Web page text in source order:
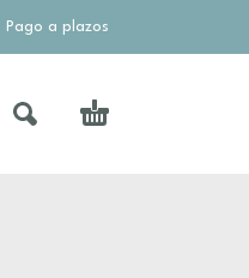
Pago a plazos